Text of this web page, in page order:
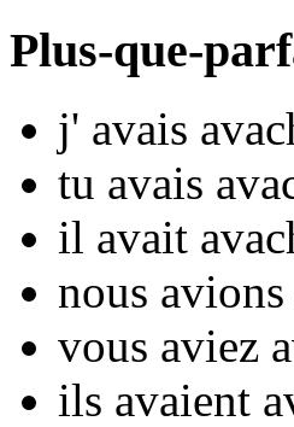
Plus-que-
j' avais
tu avais
il avait
nous avions
vous aviez
ils avaient